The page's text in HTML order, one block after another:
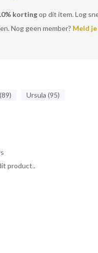
kortingop dit item. Log
Nog geen member? Meld je
Ursula (95)
product..